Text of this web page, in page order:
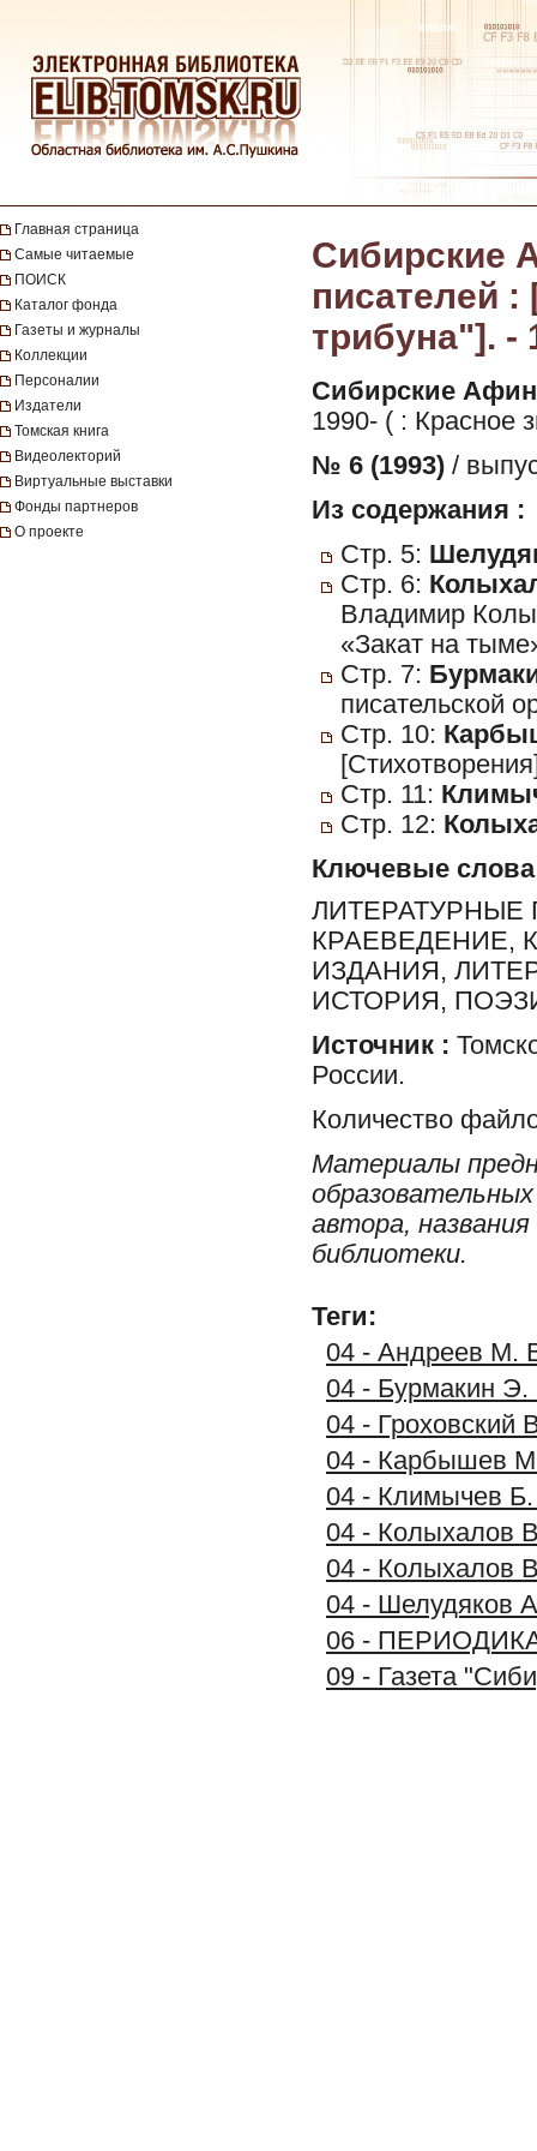
Главная страница
Самые читаемые
ПОИСК
Каталог фонда
Газеты и журналы
Коллекции
Персоналии
Издатели
Томская книга
Видеолекторий
Виртуальные выставки
Фонды партнеров
О проекте
Сибирские
писателей :
трибуна"]. -
Сибирские
1990- ( : Красное
№ 6 (1993) /
Из содержания :
Стр. 5:
Стр. 6:
Владимир
«Закат на
Стр. 7:
писательской
Стр. 10:
Стр. 11:
Стр. 12:
Ключевые слова
ЛИТЕРАТУРНЫЕ
КРАЕВЕДЕНИЕ,
ИЗДАНИЯ,
ИСТОРИЯ,
Источник :
России.
Количество
Материалы
автора,
библиотеки.
Теги:
04 - Андреев М.
04 - Бурмакин Э.
04 - Гроховский
04 - Карбышев М.
04 - Климычев Б.
04 - Колыхалов
04 - Колыхалов
04 - Шелудяков
06 -
09 - Газета